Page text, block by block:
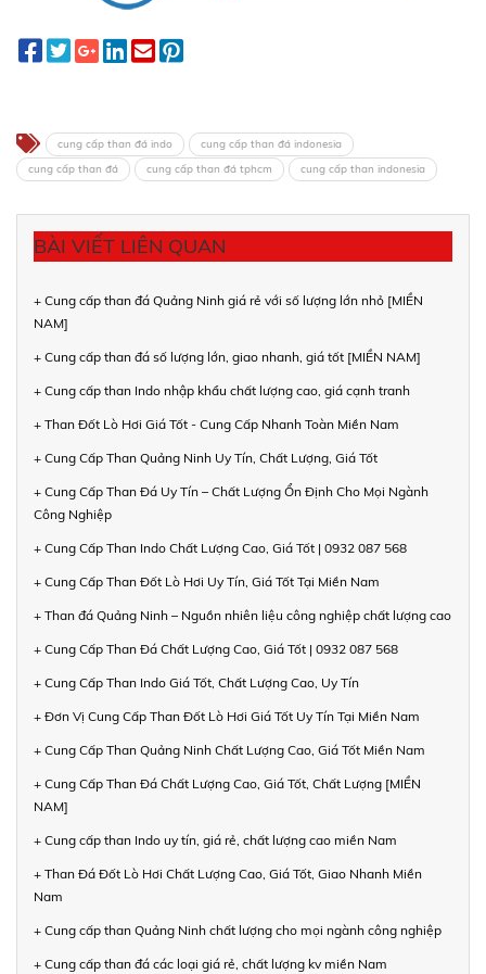
cung cấp than đá indo
cung cấp than đá indonesia
cung cấp than đá
cung cấp than đá tphcm cung cấp than indonesia
BÀI VIẾT LIÊN QUAN
+ Cung cấp than đá Quảng Ninh giá rẻ với số lượng lớn nhỏ [MIỀN
NAM]
+ Cung cấp than đá số lượng lớn, giao nhanh, giá tốt [MIỀN NAM]
+ Cung cấp than Indo nhập khẩu chất lượng cao, giá cạnh tranh
+ Than Đốt Lò Hơi Giá Tốt - Cung Cấp Nhanh Toàn Miền Nam
+ Cung Cấp Than Quảng Ninh Uy Tín, Chất Lượng, Giá Tốt
+ Cung Cấp Than Đá Uy Tín – Chất Lượng Ổn Định Cho Mọi Ngành
Công Nghiệp
+ Cung Cấp Than Indo Chất Lượng Cao, Giá Tốt | 0932 087 568
+ Cung Cấp Than Đốt Lò Hơi Uy Tín, Giá Tốt Tại Miền Nam
+ Than đá Quảng Ninh – Nguồn nhiên liệu công nghiệp chất lượng cao
+ Cung Cấp Than Đá Chất Lượng Cao, Giá Tốt | 0932 087 568
+ Cung Cấp Than Indo Giá Tốt, Chất Lượng Cao, Uy Tín
+ Đơn Vị Cung Cấp Than Đốt Lò Hơi Giá Tốt Uy Tín Tại Miền Nam
+ Cung Cấp Than Quảng Ninh Chất Lượng Cao, Giá Tốt Miền Nam
+ Cung Cấp Than Đá Chất Lượng Cao, Giá Tốt, Chất Lượng [MIỀN
NAM]
+ Cung cấp than Indo uy tín, giá rẻ, chất lượng cao miền Nam
+ Than Đá Đốt Lò Hơi Chất Lượng Cao, Giá Tốt, Giao Nhanh Miền
Nam
+ Cung cấp than Quảng Ninh chất lượng cho mọi ngành công nghiệp
+ Cung cấp than đá các loại giá rẻ, chất lượng kv miền Nam